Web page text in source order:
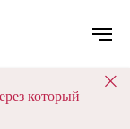
который